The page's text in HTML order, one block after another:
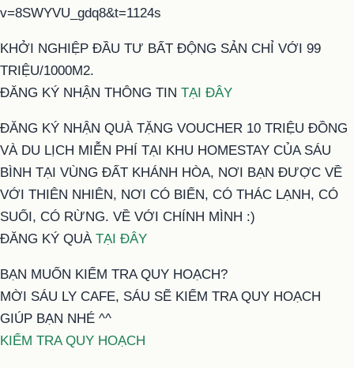
v=8SWYVU_gdq8&t=1124s
KHỞI NGHIỆP ĐẦU TƯ BẤT ĐỘNG SẢN CHỈ VỚI 99
TRIỆU/1000M2.
ĐĂNG KÝ NHẬN THÔNG TIN TẠI ĐÂY
ĐĂNG KÝ NHẬN QUÀ TẶNG VOUCHER 10 TRIỆU ĐỒNG
VÀ DU LỊCH MIỄN PHÍ TẠI KHU HOMESTAY CỦA SÁU
BÌNH TẠI VÙNG ĐẤT KHÁNH HÒA, NƠI BẠN ĐƯỢC VỀ
VỚI THIÊN NHIÊN, NƠI CÓ BIỂN, CÓ THÁC LẠNH, CÓ
SUỐI, CÓ RỪNG. VỀ VỚI CHÍNH MÌNH :)
ĐĂNG KÝ QUÀ TẠI ĐÂY
BẠN MUỐN KIỂM TRA QUY HOẠCH?
MỜI SÁU LY CAFE, SÁU SẼ KIỂM TRA QUY HOẠCH
GIÚP BẠN NHÉ ^^
KIỂM TRA QUY HOẠCH